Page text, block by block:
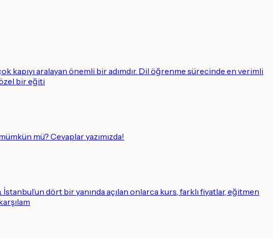
kapıyı aralayan önemli bir adımdır. Dil öğrenme sürecinde en verimli
bir eğiti
mü? Cevaplar yazımızda!
dört bir yanında açılan onlarca kurs, farklı fiyatlar, eğitmen